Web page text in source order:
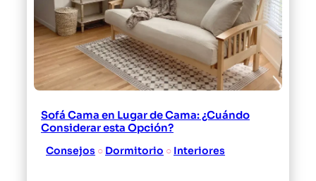
Sofá Cama en Lugar de Cama: ¿Cuándo
Considerar esta Opción?
Consejos ○ Dormitorio ○ Interiores